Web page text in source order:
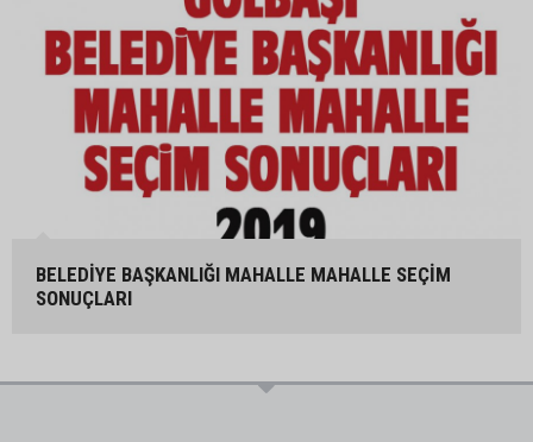
BELEDİYE BAŞKANLIĞI MAHALLE MAHALLE SEÇİM
SONUÇLARI